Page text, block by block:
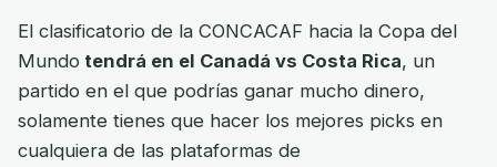
El clasificatorio de la CONCACAF hacia la Copa del
Mundo tendrá en el Canadá vs Costa Rica, un
partido en el que podrías ganar mucho dinero,
solamente tienes que hacer los mejores picks en
cualquiera de las plataformas de